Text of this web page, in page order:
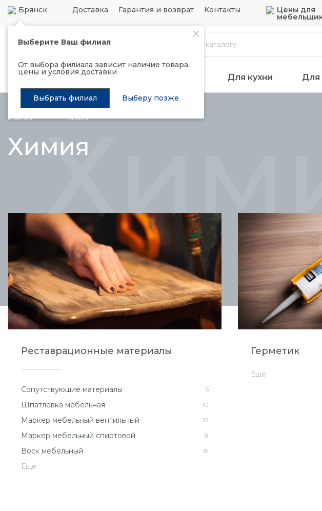
Брянск Доставка Гарантия и возврат Контакты Цены для
Выберите Ваш филиал
От выбора филиала зависит наличие товара,
цены и условия доставки
Выбрать филиал Выберу позже
Каталог
Распродажа Подъемные механизмы Для кухни Для
Главная Химия
Химия
Реставрационные материалы
Сопутствующие материалы 6
Шпатлевка мебельная 10
Маркер мебельный вентильный 12
Маркер мебельный спиртовой 8
Воск мебельный 19
Еще
Герметик
Еще